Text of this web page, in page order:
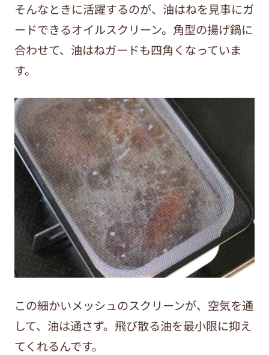
そんなときに活躍するのが、油はねを見事にガ
ードできるオイルスクリーン。角型の揚げ鍋に
合わせて、油はねガードも四角くなっていま
す。
この細かいメッシュのスクリーンが、空気を通
して、油は通さず。飛び散る油を最小限に抑え
てくれるんです。